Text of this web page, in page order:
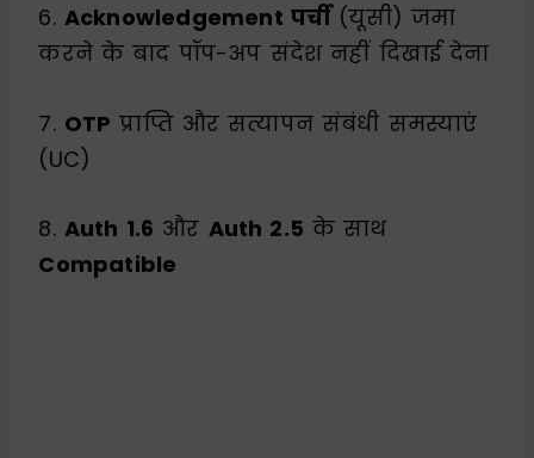
6. Acknowledgement पर्ची(यूसी) जमा
करने के बाद पॉप-अप संदेश नहीं दिखाई देना
7. OTP प्राप्ति और सत्यापन संबंधी समस्याएं
(UC)
8. Auth 1.6 और Auth 2.5 के साथ
Compatible